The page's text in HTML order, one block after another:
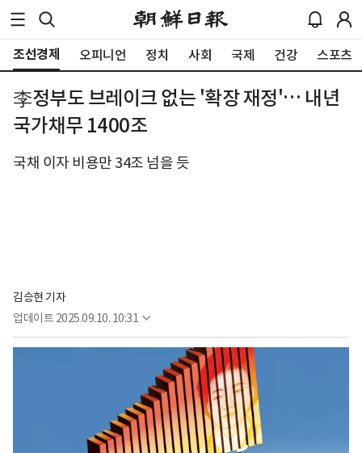
조선경제 오피니언 정치 사회 국제 건강 스포츠
李정부도 브레이크 없는 '확장 재정'… 내년
국가채무 1400조
국채 이자 비용만 34조 넘을 듯
김승현 기자
업데이트 2025.09.10. 10:31